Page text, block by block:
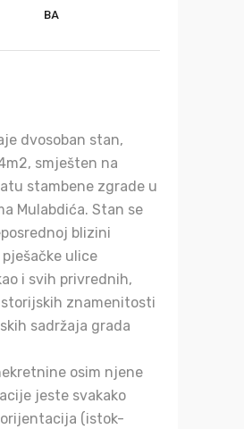
BA
dvosoban stan,
smješten na
stambene zgrade u
Mulabdića. Stan se
blizini
ulice
i svih privrednih,
znamenitosti
sadržaja grada
osim njene
jeste svakako
(istok-